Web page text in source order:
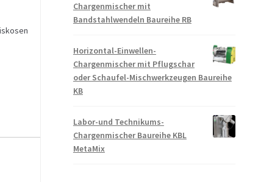
Chargenmischer mit
Bandstahlwendeln Baureihe RB
Horizontal-Einwellen-
Chargenmischer mit Pflugschar
oder Schaufel-Mischwerkzeugen Baureihe
KB
Labor-und Technikums-
Chargenmischer Baureihe KBL
MetaMix